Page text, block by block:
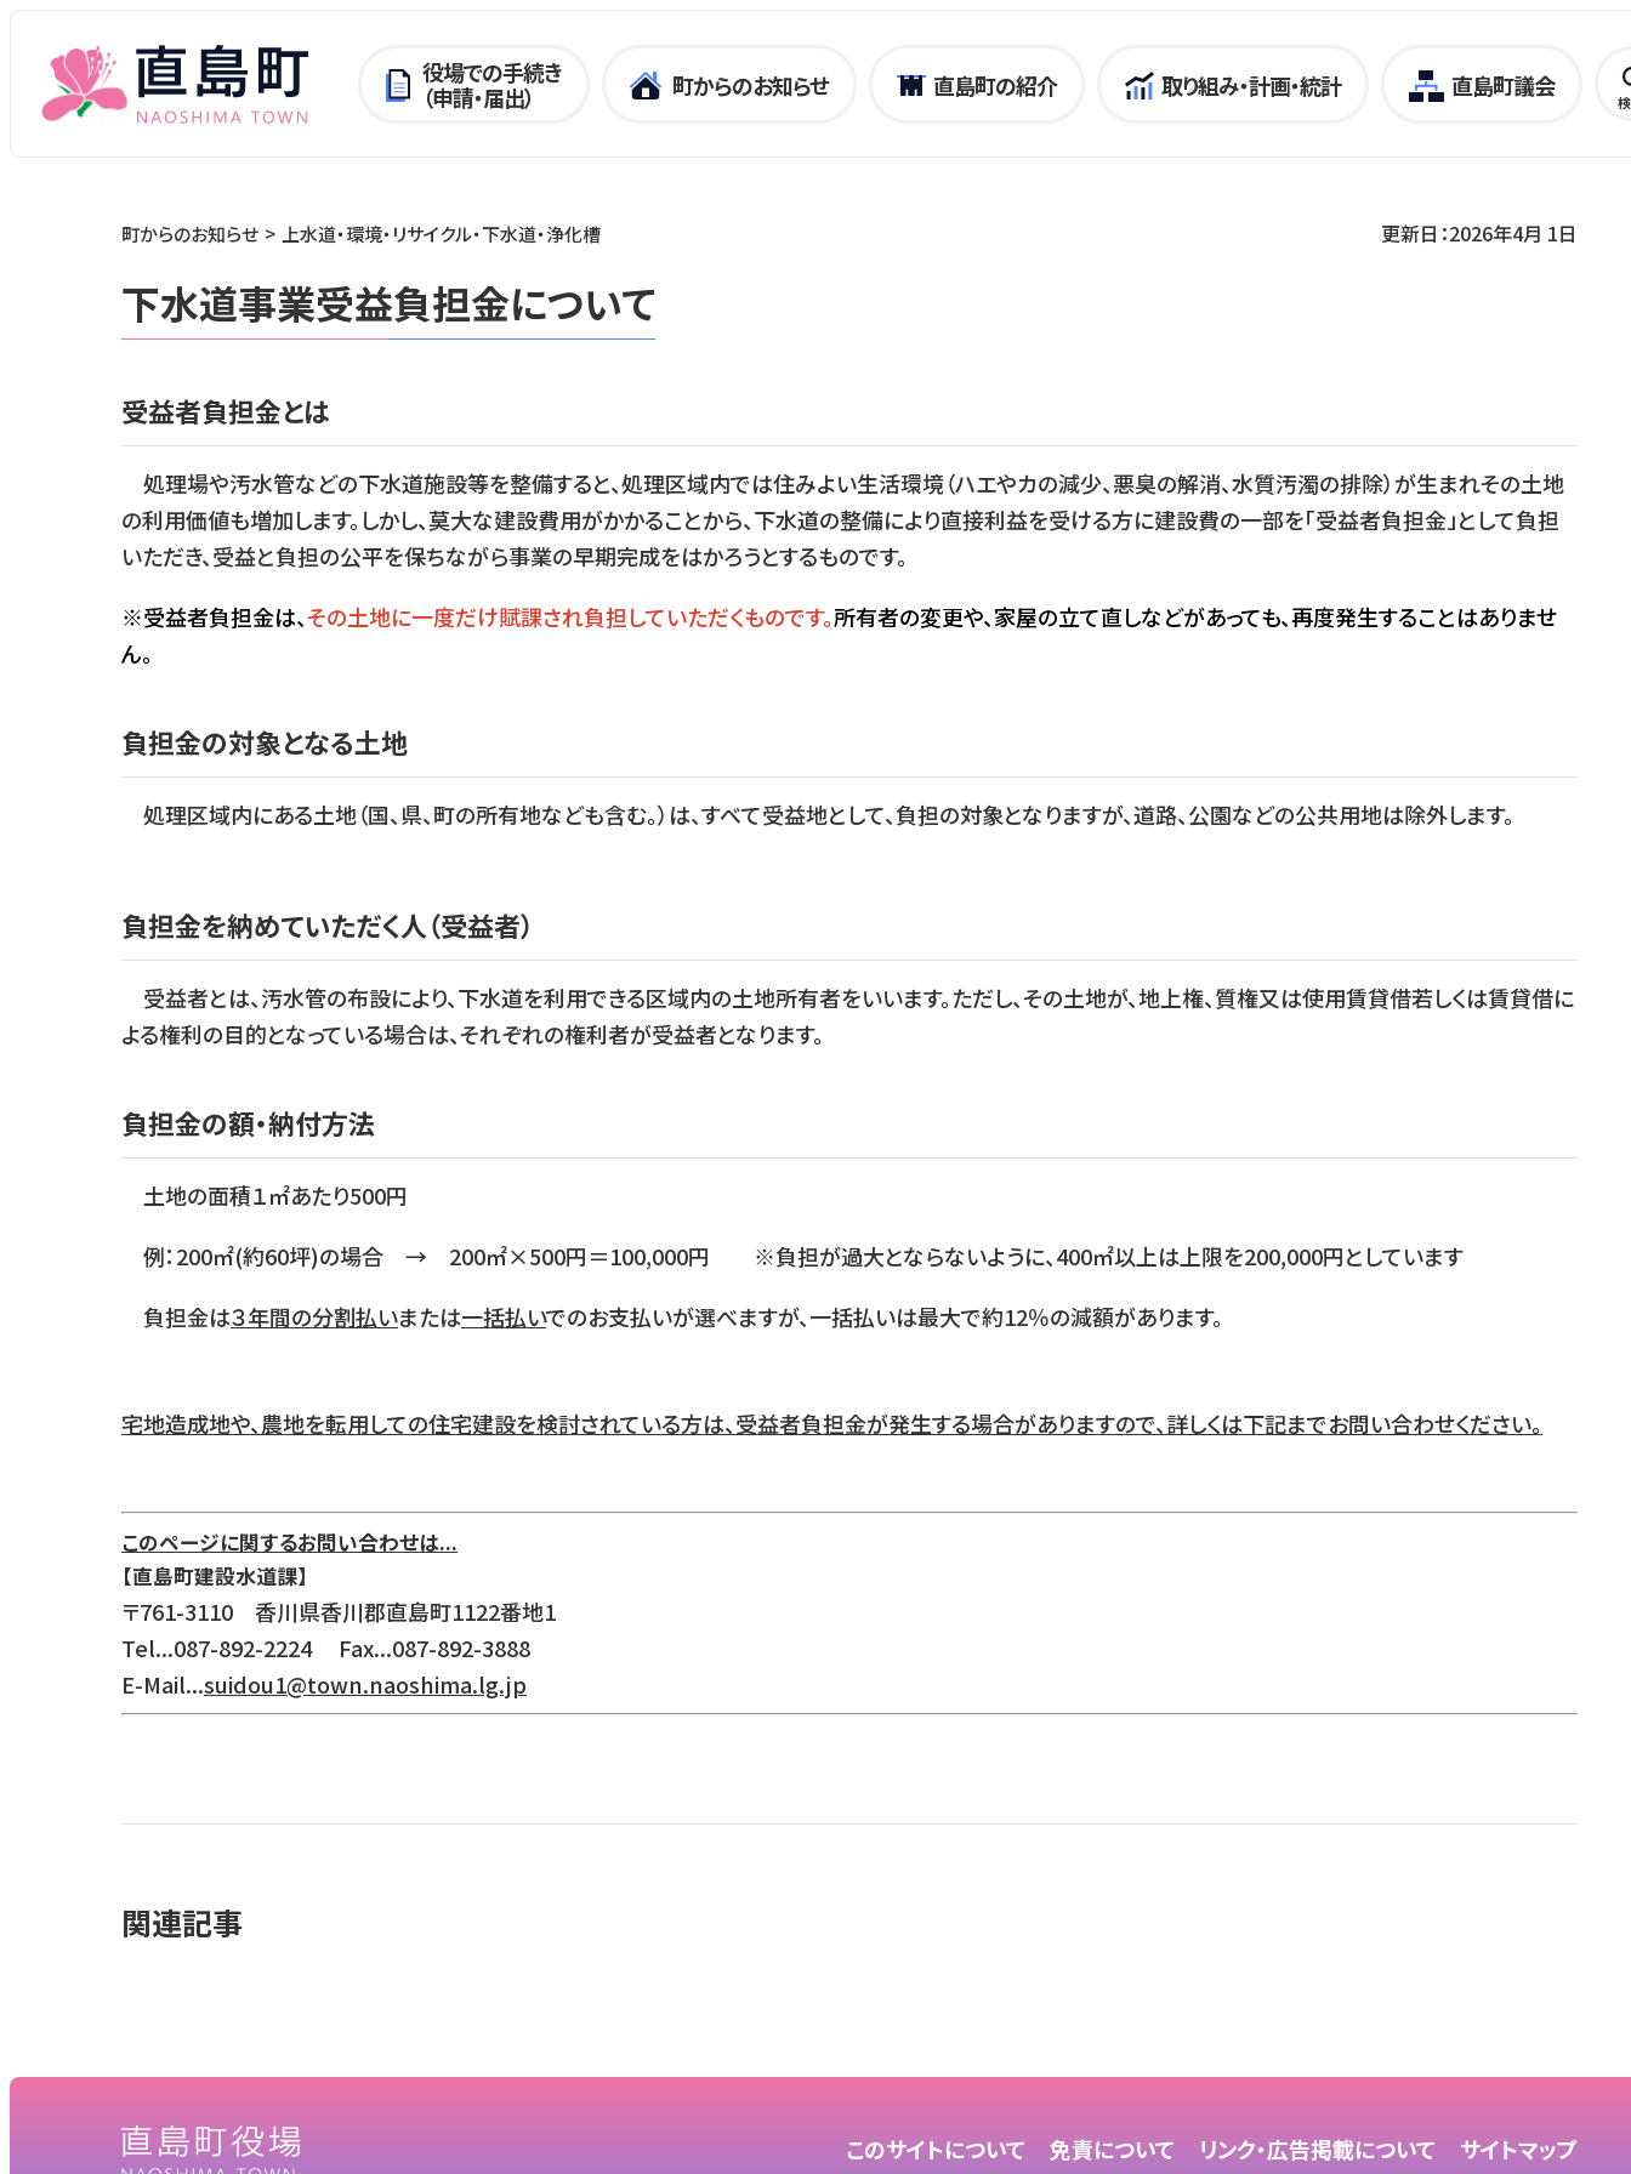
役場での手続き
（申請・届出）
町からのお知らせ 直島町の紹介 取り組み・計画・統計 直島町議会
町からのお知らせ 上水道・環境・リサイクル・下水道・浄化槽 更新日：2026年4月 1日
下水道事業受益負担金について
受益者負担金とは
処理場や汚水管などの下水道施設等を整備すると、処理区域内では住みよい生活環境（ハエやカの減少、悪臭の解消、水質汚濁の排除）が生まれその土地
の利用価値も増加します。しかし、莫大な建設費用がかかることから、下水道の整備により直接利益を受ける方に建設費の一部を「受益者負担金」として負担
いただき、受益と負担の公平を保ちながら事業の早期完成をはかろうとするものです。
※受益者負担金は、その土地に一度だけ賦課され負担していただくものです。所有者の変更や、家屋の立て直しなどがあっても、再度発生することはありませ
ん。
負担金の対象となる土地
処理区域内にある土地（国、県、町の所有地なども含む。）は、すべて受益地として、負担の対象となりますが、道路、公園などの公共用地は除外します。
負担金を納めていただく人（受益者）
受益者とは、汚水管の布設により、下水道を利用できる区域内の土地所有者をいいます。ただし、その土地が、地上権、質権又は使用賃貸借若しくは賃貸借に
よる権利の目的となっている場合は、それぞれの権利者が受益者となります。
負担金の額・納付方法
土地の面積１㎡あたり500円
例：200㎡(約60坪)の場合 → 200㎡×500円＝100,000円 ※負担が過大とならないように、400㎡以上は上限を200,000円としています
負担金は３年間の分割払いまたは一括払いでのお支払いが選べますが、一括払いは最大で約12％の減額があります。
宅地造成地や、農地を転用しての住宅建設を検討されている方は、受益者負担金が発生する場合がありますので、詳しくは下記までお問い合わせください。
このページに関するお問い合わせは...
【直島町建設水道課】
〒761-3110 香川県香川郡直島町1122番地1
Tel...087-892-2224 Fax...087-892-3888
E-Mail...suidou1@town.naoshima.lg.jp
関連記事
このサイトについて 免責について リンク・広告掲載について サイトマップ